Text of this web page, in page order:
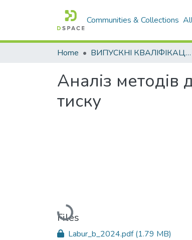
Communities & Collections
Home ВИПУСКНІ КВАЛІФІКАЦІЙНІ РОБОТИ
Аналіз методів
тиску
Loading...
Files
Labur_b_2024.pdf(1.79 MB)